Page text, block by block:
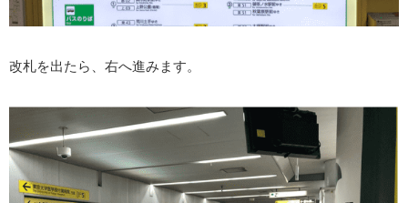
改札を出たら、右へ進みます。